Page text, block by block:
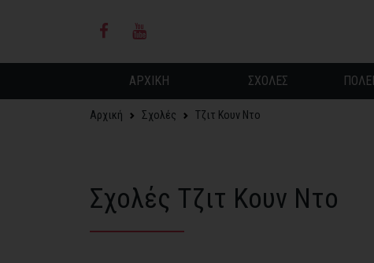
ΑΡΧΙΚΗ ΣΧΟΛΕΣ
Αρχική Σχολές Τζιτ Κουν Ντο
Σχολές Τζιτ Κουν Ντο